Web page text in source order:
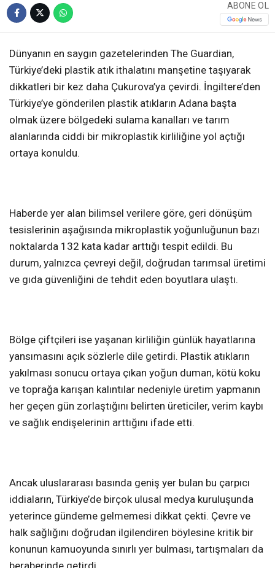
ABONE OL
Dünyanın en saygın gazetelerinden The Guardian,
Türkiye’deki plastik atık ithalatını manşetine taşıyarak
dikkatleri bir kez daha Çukurova’ya çevirdi. İngiltere’den
Türkiye’ye gönderilen plastik atıkların Adana başta
olmak üzere bölgedeki sulama kanalları ve tarım
alanlarında ciddi bir mikroplastik kirliliğine yol açtığı
ortaya konuldu.
Haberde yer alan bilimsel verilere göre, geri dönüşüm
tesislerinin aşağısında mikroplastik yoğunluğunun bazı
noktalarda 132 kata kadar arttığı tespit edildi. Bu
durum, yalnızca çevreyi değil, doğrudan tarımsal üretimi
ve gıda güvenliğini de tehdit eden boyutlara ulaştı.
Bölge çiftçileri ise yaşanan kirliliğin günlük hayatlarına
yansımasını açık sözlerle dile getirdi. Plastik atıkların
yakılması sonucu ortaya çıkan yoğun duman, kötü koku
ve toprağa karışan kalıntılar nedeniyle üretim yapmanın
her geçen gün zorlaştığını belirten üreticiler, verim kaybı
ve sağlık endişelerinin arttığını ifade etti.
Ancak uluslararası basında geniş yer bulan bu çarpıcı
iddiaların, Türkiye’de birçok ulusal medya kuruluşunda
yeterince gündeme gelmemesi dikkat çekti. Çevre ve
halk sağlığını doğrudan ilgilendiren böylesine kritik bir
konunun kamuoyunda sınırlı yer bulması, tartışmaları da